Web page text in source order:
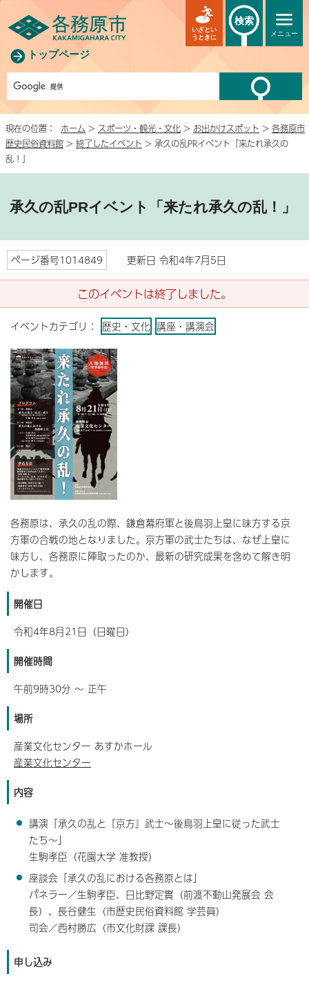
トップページ
メニュー
いざとい
うときに
検索
現在の位置： ホーム > スポーツ・観光・文化 > お出かけスポット > 各務原市
歴史民俗資料館 > 終了したイベント > 承久の乱PRイベント「来たれ承久の
乱！」
承久の乱PRイベント「来たれ承久の乱！」
ページ番号1014849 更新日 令和4年7月5日
このイベントは終了しました。
イベントカテゴリ： 歴史・文化 講座・講演会
各務原は、承久の乱の際、鎌倉幕府軍と後鳥羽上皇に味方する京
方軍の合戦の地となりました。京方軍の武士たちは、なぜ上皇に
味方し、各務原に陣取ったのか、最新の研究成果を含めて解き明
かします。
開催日
令和4年8月21日（日曜日）
開催時間
午前9時30分 ～ 正午
場所
産業文化センター あすかホール
産業文化センター
内容
講演「承久の乱と『京方』武士～後鳥羽上皇に従った武士
たち～」
生駒孝臣（花園大学 准教授）
座談会「承久の乱における各務原とは」
パネラー／生駒孝臣、日比野定實（前渡不動山発展会 会
長）、長谷健生（市歴史民俗資料館 学芸員）
司会／西村勝広（市文化財課 課長）
申し込み